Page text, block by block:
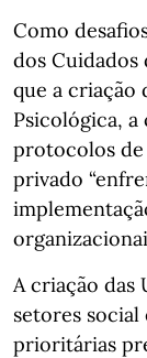
Como
dos Cuidados
que a criação
Psicológica, a
protocolos
privado
A criação das
setores social
prioritárias